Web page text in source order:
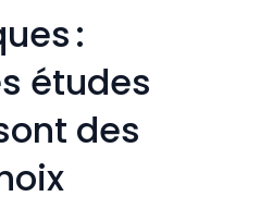
:
études
des